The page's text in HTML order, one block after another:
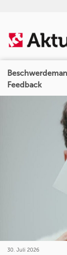
Feedback
30. Juli 2026